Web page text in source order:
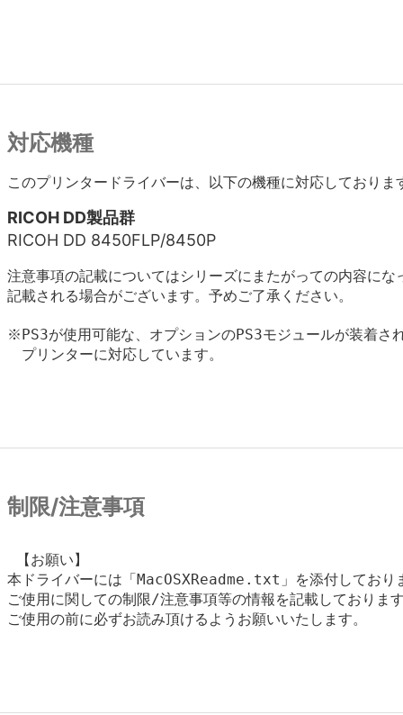
対応機種
このプリンタードライバーは、以下の機種に対応しておりま
RICOH DD製品群
RICOH DD 8450FLP/8450P
注意事項の記載についてはシリーズにまたがっての内容に
記載される場合がございます。予めご了承ください。
※PS3が使用可能な、オプションのPS3モジュールが装着さ
プリンターに対応しています。
制限/注意事項
【お願い】
本ドライバーには「MacOSXReadme.txt」を添付しており
ご使用に関しての制限/注意事項等の情報を記載しておりま
ご使用の前に必ずお読み頂けるようお願いいたします。